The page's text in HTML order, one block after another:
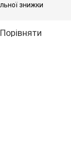
знижки
Порівняти